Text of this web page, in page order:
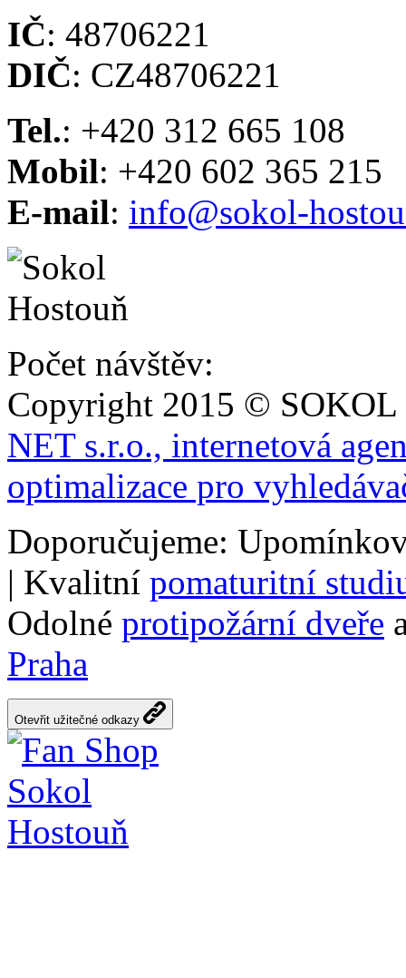
IČ: 48706221
DIČ: CZ48706221
Tel.: +420 312 665 108
Mobil: +420 602 365 215
E-mail: info@sokol-
Počet návštěv:
Copyright 2015 ©
NET s.r.o., internetová
optimalizace pro
Doporučujeme:
| Kvalitní pomaturitní
Odolné protipožární dveře
Praha
Otevřit užitečné odkazy